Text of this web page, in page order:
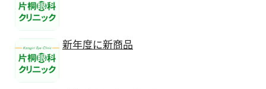
新年度に新商品